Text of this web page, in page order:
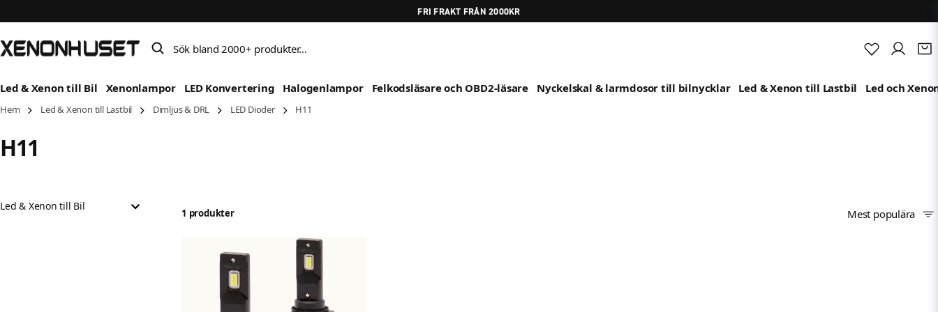
FRI FRAKT FRÅN 2000KR
Sök bland 2000+ produkter…
Led & Xenon till Bil Xenonlampor LED Konvertering Halogenlampor Felkodsläsare och OBD2-läsare Nyckelskal & larmdosor till bilnycklar Led & Xenon till Lastbil Led och
Hem Led & Xenon till Lastbil Dimljus & DRL LED Dioder H11
H11
Led & Xenon till Bil
1 produkter Mest populära